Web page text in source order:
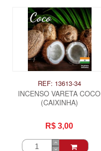
REF: 13613-34
INCENSO VARETA COCO
(CAIXINHA)
R$ 3,00